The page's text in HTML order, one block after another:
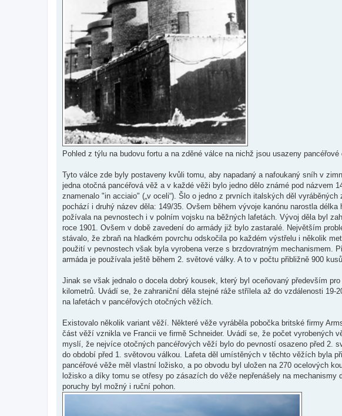
Pohled z týlu na budovu fortu a na zděné válce na nichž jsou usazeny
Tyto válce zde byly postaveny kvůli tomu, aby napadaný a nafoukaný sníh v
jedna otočná pancéřová věž a v každé věži bylo jedno dělo známé pod názvem
znamenalo "in acciaio" („v oceli“). Šlo o jedno z prvních italských děl
pochází i druhý název děla: 149/35. Ovšem během vývoje kanónu narostla
požívala na pevnostech i v polním vojsku na běžných lafetách. Vývoj děla byl
roce 1901. Ovšem v době zavedení do armády již bylo zastaralé. Největším
stávalo, že zbraň na hladkém povrchu odskočila po každém výstřelu i několik
použití v pevnostech však byla vyrobena verze s brzdovratným mechanismem.
armáda je používala ještě během 2. světové války. A to v počtu přibližně 900
Jinak se však jednalo o docela dobrý kousek, který byl oceňovaný především
kilometrů. Uvádí se, že zahraniční děla stejné ráže střílela až do vzdálenosti
na lafetách v pancéřových otočných věžích.
Existovalo několik variant věží. Některé věže vyráběla pobočka britské firmy
část věží vznikla ve Francii ve firmě Schneider. Uvádí se, že počet vyrobených
myslí, že nejvíce otočných pancéřových věží bylo do pevností osazeno před 2.
do období před 1. světovou válkou. Lafeta děl umístěných v těchto věžích byla
pancéřové věže měl vlastní ložisko, a po obvodu byl uložen na 270 ocelových
ložisko a díky tomu se otřesy po zásazích do věže nepřenášely na
poruchy byl možný i ruční pohon.